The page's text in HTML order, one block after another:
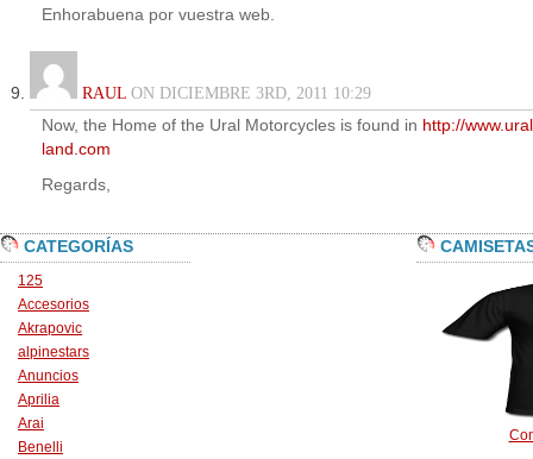
Enhorabuena por vuestra web.
RAUL ON DICIEMBRE 3RD, 2011 10:29
Now, the Home of the Ural Motorcycles is found in http://
land.com
Regards,
CATEGORÍAS
125
Accesorios
Akrapovic
alpinestars
Anuncios
Aprilia
Arai
Benelli